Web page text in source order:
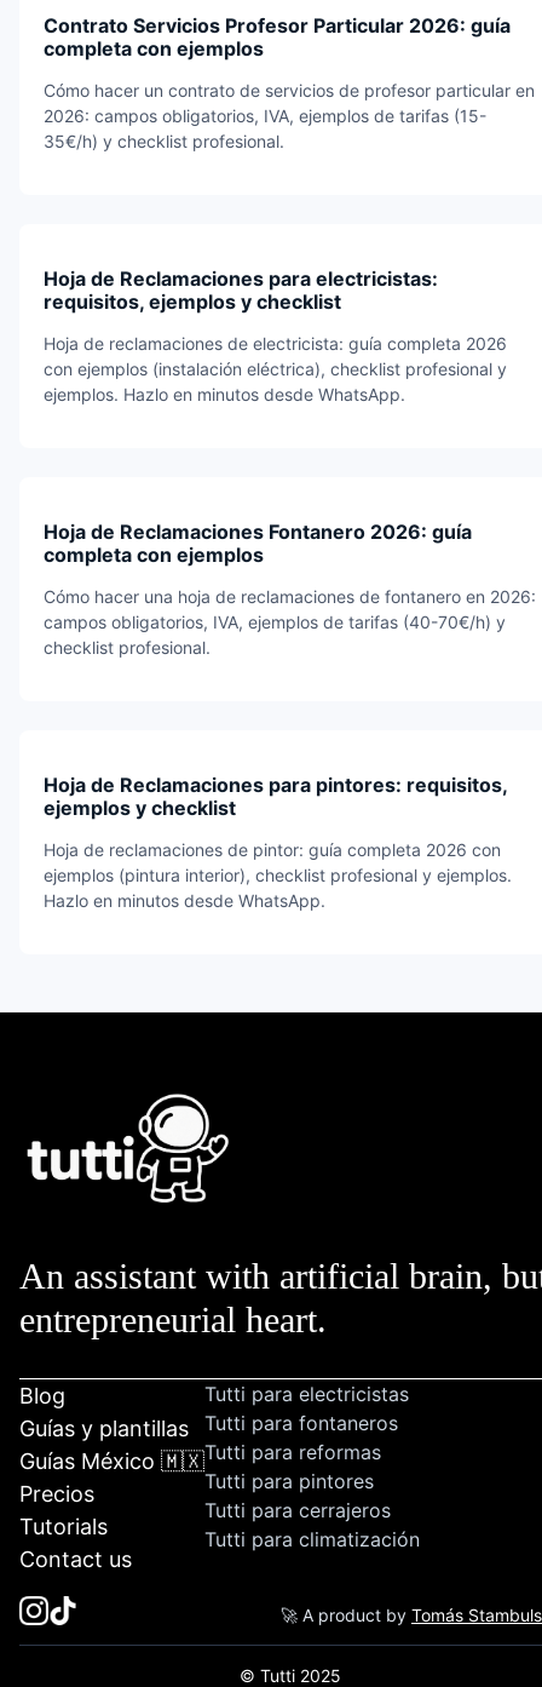
Contrato Servicios Profesor Particular 2026: guía
completa con ejemplos
Cómo hacer un contrato de servicios de profesor particular en
2026: campos obligatorios, IVA, ejemplos de tarifas (15-
35€/h) y checklist profesional.
Hoja de Reclamaciones para electricistas:
requisitos, ejemplos y checklist
Hoja de reclamaciones de electricista: guía completa 2026
con ejemplos (instalación eléctrica), checklist profesional y
ejemplos. Hazlo en minutos desde WhatsApp.
Hoja de Reclamaciones Fontanero 2026: guía
completa con ejemplos
Cómo hacer una hoja de reclamaciones de fontanero en 2026:
campos obligatorios, IVA, ejemplos de tarifas (40-70€/h) y
checklist profesional.
Hoja de Reclamaciones para pintores: requisitos,
ejemplos y checklist
Hoja de reclamaciones de pintor: guía completa 2026 con
ejemplos (pintura interior), checklist profesional y ejemplos.
Hazlo en minutos desde WhatsApp.
An assistant with artificial brain,
entrepreneurial heart.
Blog
Guías y plantillas
Guías México 🇲🇽
Precios
Tutorials
Contact us
Tutti para electricistas
Tutti para fontaneros
Tutti para reformas
Tutti para pintores
Tutti para cerrajeros
Tutti para climatización
🚀 A product by Tomás
© Tutti 2025